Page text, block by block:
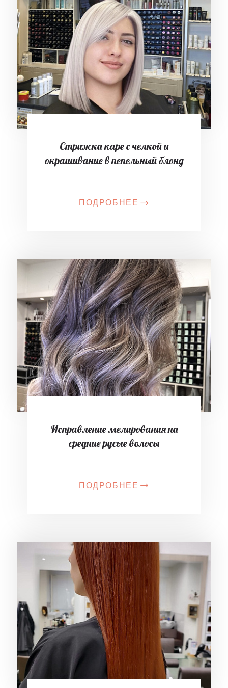
Стрижка каре с челкой и
окрашивание в пепельный блонд
ПОДРОБНЕЕ
Исправление мелирования на
средние русые волосы
ПОДРОБНЕЕ